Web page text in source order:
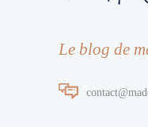
Le blog de